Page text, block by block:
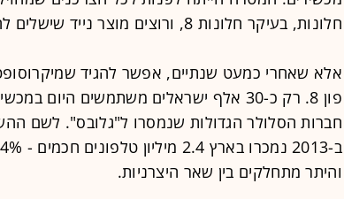
חלונות, בעיקר חלונות 8, ורוצים מוצר נייד שישלים להם את החוויה.
אלא שאחרי כמעט שנתיים, אפשר להגיד
פון 8. רק כ-30 אלף ישראלים משתמשים היום
והיתר מתחלקים בין שאר היצרניות.